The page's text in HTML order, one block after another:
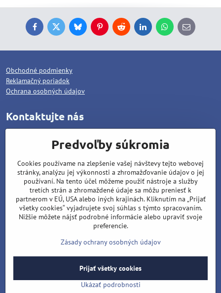
FacebookTwitterBlueskyPinterestReddit LinkedInWhatsApp
E-
mail
Obchodné podmienky
Reklamačný poriadok
Ochrana osobných údajov
Kontaktujte nás
Pod dráhami 1378/25
96001 Zvolen
Matúš Lipiansky: +421 905 796 048
Filip Lipiansky: +421 911 437 721
wolcat@wolcat.sk
Pondelok - Piatok : 7:00 - 15:00
Sobota - Nedeľa : Zatvorené
©2026Copyright
Predvoľby súkromiaZásady ochrany osobných údajov
Vytvorené pomocou:BiznisWeb.sk
Predvoľby súkromia
Cookies používame na zlepšenie vašej návštevy tejto webovej
stránky, analýzu jej výkonnosti a zhromažďovanie údajov o jej
používaní. Na tento účel môžeme použiť nástroje a služby
tretích strán a zhromaždené údaje sa môžu preniesť k
partnerom v EÚ, USA alebo iných krajinách. Kliknutím na „Prijať
všetky cookies“ vyjadrujete svoj súhlas s týmto spracovaním.
Nižšie môžete nájsť podrobné informácie alebo upraviť svoje
preferencie.
Zásady ochrany osobných údajov
Ukázať podrobnosti
Prijať všetky cookies